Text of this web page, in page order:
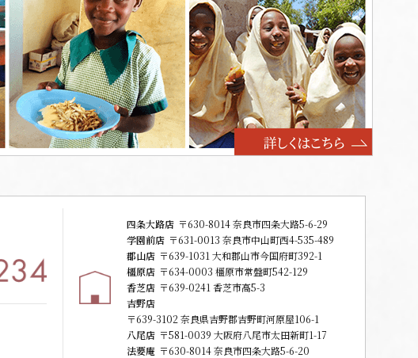
四条大路店 〒630-8014 奈良市四条大路5-6-29
学園前店 〒631-0013 奈良市中山町西4-535-489
郡山店 〒639-1031 大和郡山市今国府町392-1
橿原店 〒634-0003 橿原市常盤町542-129
香芝店 〒639-0241 香芝市高5-3
吉野店
〒639-3102 奈良県吉野郡吉野町河原屋106-1
八尾店 〒581-0039 大阪府八尾市太田新町1-17
法要庵 〒630-8014 奈良市四条大路5-6-20